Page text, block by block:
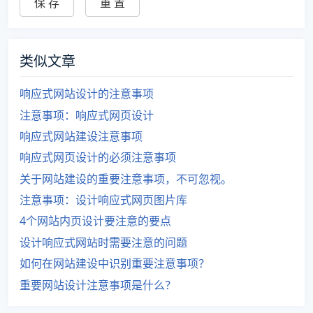
类似文章
响应式网站设计的注意事项
注意事项：响应式网页设计
响应式网站建设注意事项
响应式网页设计的必须注意事项
关于网站建设的重要注意事项，不可忽视。
注意事项：设计响应式网页图片库
4个网站内页设计要注意的要点
设计响应式网站时需要注意的问题
如何在网站建设中识别重要注意事项？
重要网站设计注意事项是什么？